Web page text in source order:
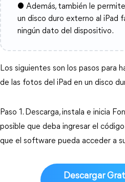
● Además, también le
un disco duro externo al iPad
ningún dato del dispositivo.
Los siguientes son los pasos para
de las fotos del iPad en un disco
Paso 1. Descarga, instala e inicia
posible que deba ingresar el
que el software pueda acceder a
Descargar